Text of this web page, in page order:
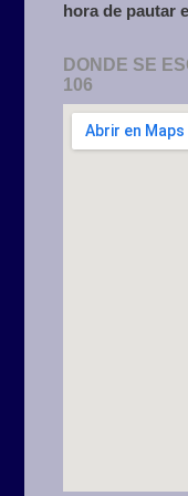
hora de pautar
DONDE SE
106